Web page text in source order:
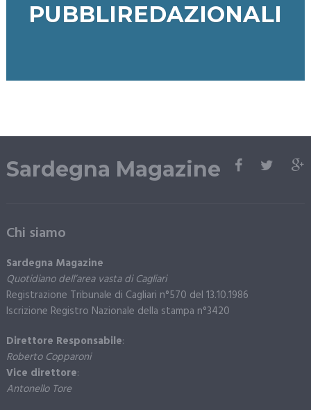
PUBBLIREDAZIONALI
Sardegna Magazine
Chi siamo
Sardegna Magazine
Quotidiano dell’area vasta di Cagliari
Registrazione Tribunale di Cagliari n°570 del 13.10.1986
Iscrizione Registro Nazionale della stampa n°3420
Direttore Responsabile:
Roberto Copparoni
Vice direttore:
Antonello Tore